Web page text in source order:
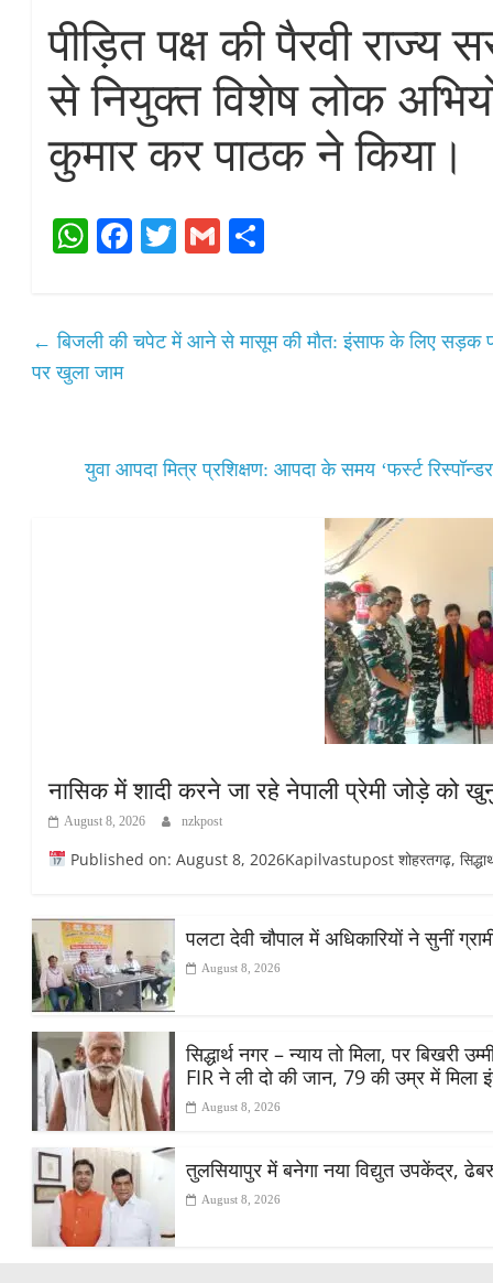
पीड़ित पक्ष की पैरवी राज्य
से नियुक्त विशेष लोक
कुमार कर पाठक ने किया।
W
A
pp
Fa
ok
T
r
G
← बिजली की चपेट में आने से मासूम की मौत: इंसाफ के लिए सड़क
पर खुला जाम
युवा आपदा मित्र प्रशिक्षण: आपदा के समय ‘फर्स्ट
नासिक में शादी करने जा रहे नेपाली प्रेमी जोड़े को
August 8, 2026 nzkpost
Published on: August 8, 2026Kapilvastupost शोहरतगढ़,
पलटा देवी चौपाल में अधिकारियों ने सुनीं
August 8, 2026
सिद्धार्थ नगर – न्याय तो मिला, पर
FIR ने ली दो की जान, 79 की उम्र में मिला
August 8, 2026
तुलसियापुर में बनेगा नया विद्युत उपकेंद्र,
August 8, 2026